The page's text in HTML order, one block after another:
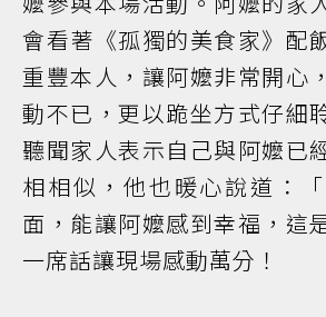
會看著《孤獨的美食家》配
重豐本人，讓阿嬤非常開心
動不已，更以跪坐方式仔細
聽聞家人表示自己與阿嬤已
相相似，他也暖心說道：
面，能讓阿嬤感到幸福，這
一席話讓現場感動萬分！